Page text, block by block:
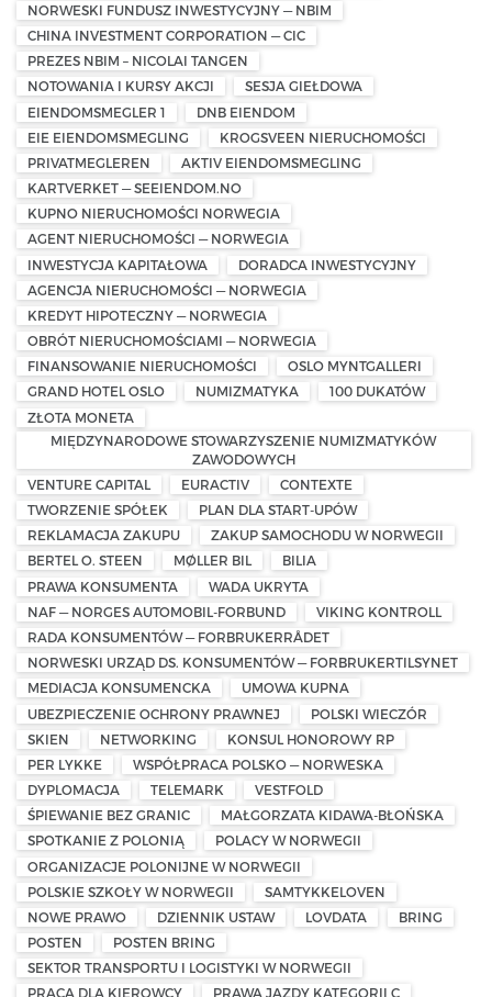
NORWESKI FUNDUSZ INWESTYCYJNY — NBIM
CHINA INVESTMENT CORPORATION — CIC
PREZES NBIM – NICOLAI TANGEN
NOTOWANIA I KURSY AKCJI
SESJA GIEŁDOWA
EIENDOMSMEGLER 1
DNB EIENDOM
EIE EIENDOMSMEGLING
KROGSVEEN NIERUCHOMOŚCI
PRIVATMEGLEREN
AKTIV EIENDOMSMEGLING
KARTVERKET — SEEIENDOM.NO
KUPNO NIERUCHOMOŚCI NORWEGIA
AGENT NIERUCHOMOŚCI — NORWEGIA
INWESTYCJA KAPITAŁOWA
DORADCA INWESTYCYJNY
AGENCJA NIERUCHOMOŚCI — NORWEGIA
KREDYT HIPOTECZNY — NORWEGIA
OBRÓT NIERUCHOMOŚCIAMI — NORWEGIA
FINANSOWANIE NIERUCHOMOŚCI
OSLO MYNTGALLERI
GRAND HOTEL OSLO
NUMIZMATYKA
100 DUKATÓW
ZŁOTA MONETA
MIĘDZYNARODOWE STOWARZYSZENIE NUMIZMATYKÓW
ZAWODOWYCH
VENTURE CAPITAL
EURACTIV
CONTEXTE
TWORZENIE SPÓŁEK
PLAN DLA START-UPÓW
REKLAMACJA ZAKUPU
ZAKUP SAMOCHODU W NORWEGII
BERTEL O. STEEN
MØLLER BIL
BILIA
PRAWA KONSUMENTA
WADA UKRYTA
NAF — NORGES AUTOMOBIL-FORBUND
VIKING KONTROLL
RADA KONSUMENTÓW — FORBRUKERRÅDET
NORWESKI URZĄD DS. KONSUMENTÓW — FORBRUKERTILSYNET
MEDIACJA KONSUMENCKA
UMOWA KUPNA
UBEZPIECZENIE OCHRONY PRAWNEJ
POLSKI WIECZÓR
SKIEN
NETWORKING
KONSUL HONOROWY RP
PER LYKKE
WSPÓŁPRACA POLSKO — NORWESKA
DYPLOMACJA
TELEMARK
VESTFOLD
ŚPIEWANIE BEZ GRANIC
MAŁGORZATA KIDAWA-BŁOŃSKA
SPOTKANIE Z POLONIĄ
POLACY W NORWEGII
ORGANIZACJE POLONIJNE W NORWEGII
POLSKIE SZKOŁY W NORWEGII
SAMTYKKELOVEN
NOWE PRAWO
DZIENNIK USTAW LOVDATA
BRING
POSTEN
POSTEN BRING
SEKTOR TRANSPORTU I LOGISTYKI W NORWEGII
PRACA DLA KIEROWCY
PRAWA JAZDY KATEGORII C